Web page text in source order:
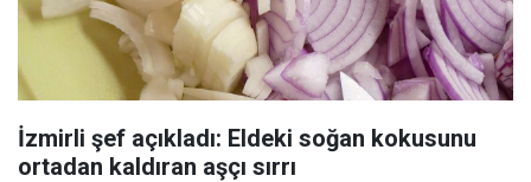
İzmirli şef açıkladı: Eldeki soğan kokusunu
ortadan kaldıran aşçı sırrı